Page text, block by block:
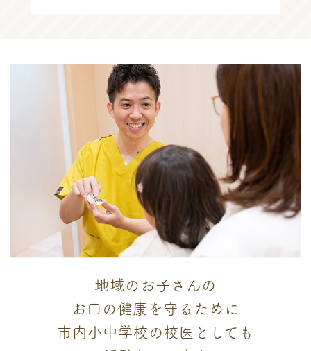
地域のお子さんの
お口の健康を守るために
市内小中学校の校医としても